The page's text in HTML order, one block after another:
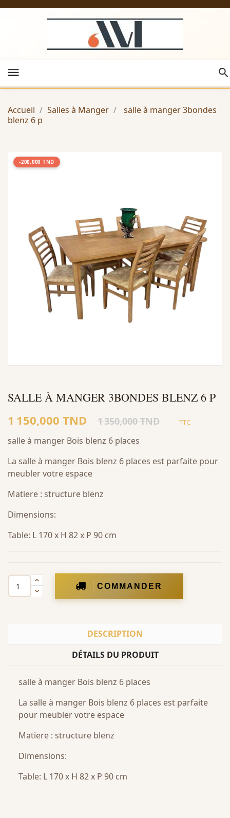
menu
Accueil Salles à Manger
salle à manger 3bondes
blenz 6 p
-200,000 TND
SALLE À MANGER 3BONDES BLENZ 6 P
1 150,000 TND 1 350,000 TND TTC
salle à manger Bois blenz 6 places
La salle à manger Bois blenz 6 places est parfaite pour
meubler votre espace
Matiere : structure blenz
Dimensions:
Table: L 170 x H 82 x P 90 cm
COMMANDER
DESCRIPTION
DÉTAILS DU PRODUIT
salle à manger Bois blenz 6 places
La salle à manger Bois blenz 6 places est parfaite
pour meubler votre espace
Matiere : structure blenz
Dimensions:
Table: L 170 x H 82 x P 90 cm